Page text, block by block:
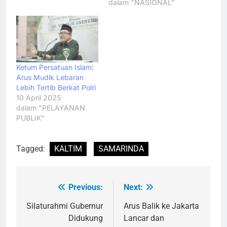
dalam "NASIONAL"
Ketum Persatuan Islam:
Arus Mudik Lebaran
Lebih Tertib Berkat Polri
10 April 2025
dalam "PELAYANAN
PUBLIK"
Tagged: KALTIM SAMARINDA
Navigasi
pos
Previous:
Silaturahmi Gubernur
Didukung
Next:
Arus Balik ke Jakarta
Lancar dan